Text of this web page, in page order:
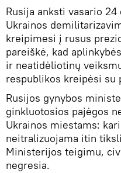
Rusija anksti vasario
Ukrainos
kreipimesi į rusus
pareiškė, kad
ir neatidėliotinų
respublikos kreipėsi su
Rusijos gynybos
ginkluotosios pajėgos
Ukrainos miestams:
neitralizuojama itin
Ministerijos teigimu,
negresia.